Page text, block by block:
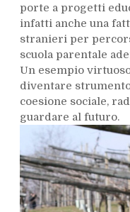
porte a progetti
infatti anche una
stranieri per
scuola parentale
Un esempio
diventare
coesione sociale,
guardare al futuro.